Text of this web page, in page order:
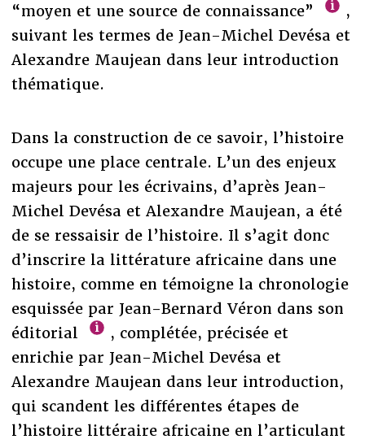
“moyen et une source de connaissance”
,
suivant les termes de Jean-Michel Devésa et
Alexandre Maujean dans leur introduction
thématique.
Dans la construction de ce savoir, l’histoire
occupe une place centrale. L’un des enjeux
majeurs pour les écrivains, d’après Jean-
Michel Devésa et Alexandre Maujean, a été
de se ressaisir de l’histoire. Il s’agit donc
d’inscrire la littérature africaine dans une
histoire, comme en témoigne la chronologie
esquissée par Jean-Bernard Véron dans son
éditorial
, complétée, précisée et
enrichie par Jean-Michel Devésa et
Alexandre Maujean dans leur introduction,
qui scandent les différentes étapes de
l’histoire littéraire africaine en l’articulant